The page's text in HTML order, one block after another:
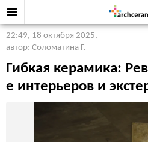
22:49, 18 октября 2025,
автор: Соломатина Г.
Гибкая керамика:
е интерьеров и